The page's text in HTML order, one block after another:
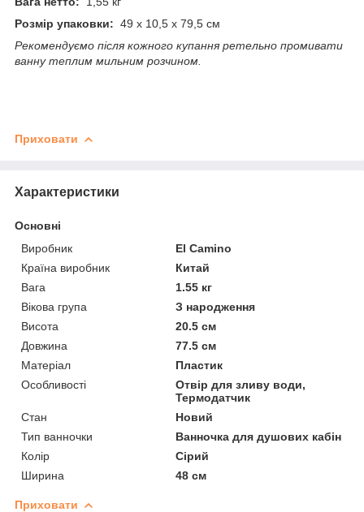
Розмір упаковки: 49 х 10,5 х 79,5 см
Рекомендуємо після кожного купання ретельно промивати
ванну теплим мильним розчином.
Приховати
Характеристики
Основні
Виробник
El Camino
Країна виробник
Китай
Вага
1.55 кг
Вікова група
З народження
Висота
20.5 см
Довжина
77.5 см
Матеріал
Пластик
Особливості
Отвір для зливу води,
Термодатчик
Стан
Новий
Тип ванночки
Ванночка для душових кабін
Колір
Сірий
Ширина
48 см
Приховати